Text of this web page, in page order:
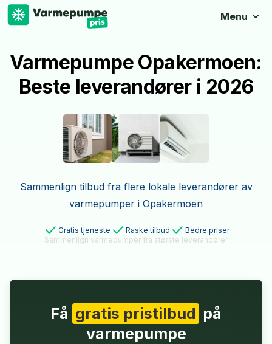
Menu
Varmepumpe Opakermoen:
Beste leverandører i 2026
Sammenlign tilbud fra flere lokale leverandører av
varmepumper i Opakermoen
Gratis tjeneste Raske tilbud
Bedre priser
Sammenlign varmepumper fra største leverandører
Få gratis pristilbud på
varmepumpe